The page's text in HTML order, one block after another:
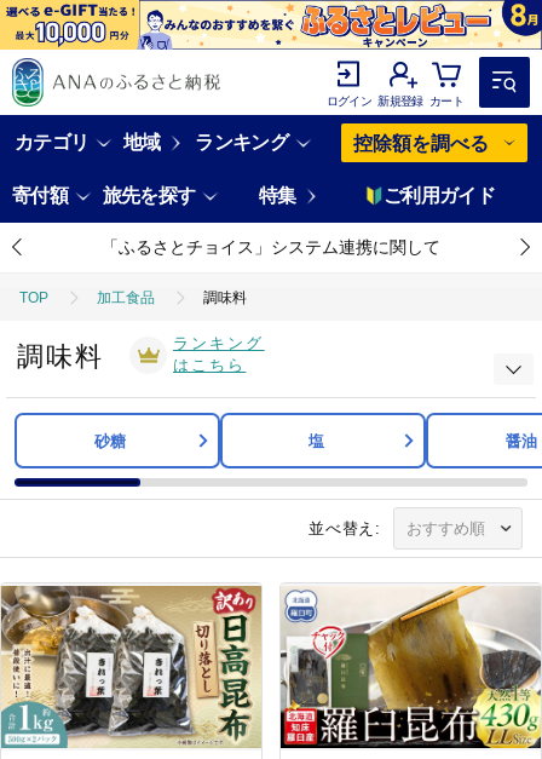
ログイン 新規登録 カート
カテゴリ 地域 ランキング 控除額を調べる
寄付額 旅先を探す 特集 ご利用ガイド
「ふるさとチョイス」システム連携に関して
TOP 加工食品 調味料
調味料
ランキング
はこちら
砂糖 塩 醤油
並べ替え: